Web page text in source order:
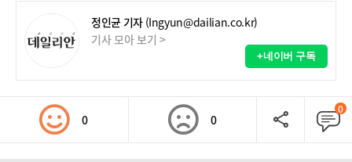
정인균 기자 (Ingyun@dailian.co.kr)
기사 모아 보기 >
+네이버 구독
0 0
0